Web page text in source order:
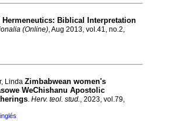
Biblical Interpretation
(Online), Aug 2013, vol.41, no.2,
Linda Zimbabwean women's
WeChishanu Apostolic
. Herv. teol. stud., 2023, vol.79,